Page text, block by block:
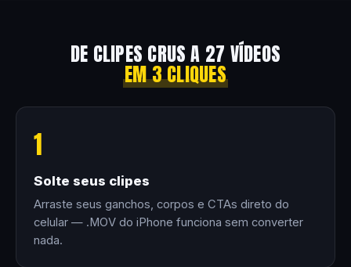
DE CLIPES CRUS A 27 VÍDEOS
EM 3 CLIQUES
1
Solte seus clipes
Arraste seus ganchos, corpos e CTAs direto do
celular — .MOV do iPhone funciona sem converter
nada.